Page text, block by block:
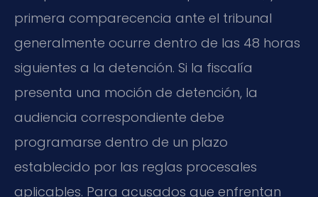
primera comparecencia ante el tribunal
generalmente ocurre dentro de las 48 horas
siguientes a la detención. Si la fiscalía
presenta una moción de detención, la
audiencia correspondiente debe
programarse dentro de un plazo
establecido por las reglas procesales
aplicables. Para acusados que enfrentan